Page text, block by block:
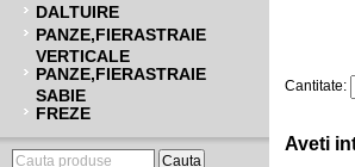
DALTUIRE
PANZE,FIERASTRAIE
VERTICALE
PANZE,FIERASTRAIE
SABIE
FREZE
Cantitate:
Aveti